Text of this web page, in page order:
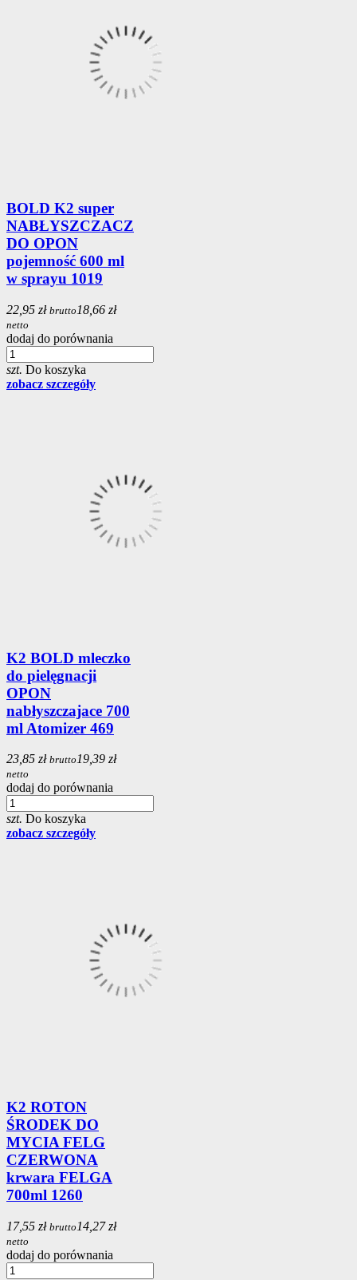
BOLD K2 super
NABŁYSZCZACZ
DO OPON
pojemność 600 ml
w sprayu 1019
22,95 zł brutto 18,66 zł
netto
dodaj do porównania
szt. Do koszyka
zobacz szczegóły
K2 BOLD mleczko
do pielęgnacji
OPON
nabłyszczajace 700
ml Atomizer 469
23,85 zł brutto 19,39 zł
netto
dodaj do porównania
szt. Do koszyka
zobacz szczegóły
K2 ROTON
ŚRODEK DO
MYCIA FELG
CZERWONA
krwara FELGA
700ml 1260
17,55 zł brutto 14,27 zł
netto
dodaj do porównania